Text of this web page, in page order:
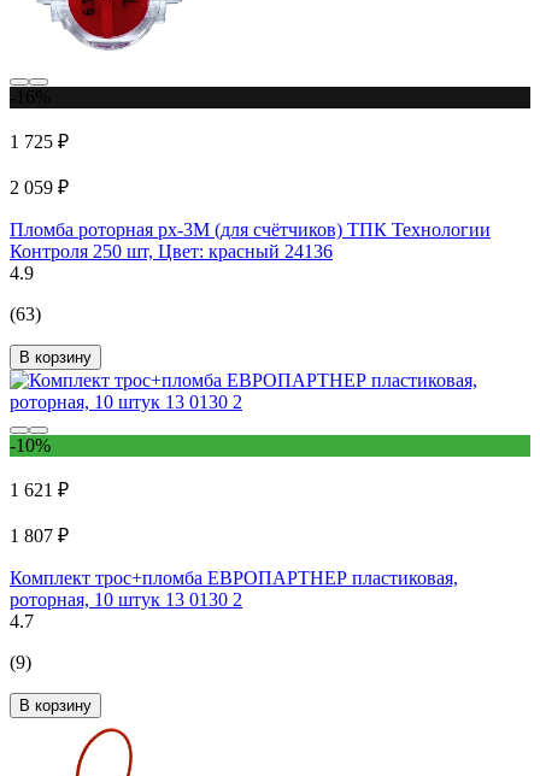
1 725 ₽
2 059 ₽
Пломба роторная рх-3М (для счётчиков) ТПК Технологии
Контроля 250 шт, Цвет: красный 24136
4.9
(63)
В корзину
-10%
1 621 ₽
1 807 ₽
Комплект трос+пломба ЕВРОПАРТНЕР пластиковая,
роторная, 10 штук 13 0130 2
4.7
(9)
В корзину